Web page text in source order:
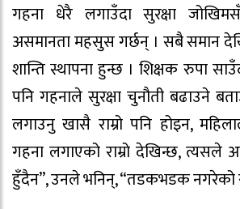
गहना धेरै लगाउँदा सुरक्षा
असमानता महसुस गर्छन् । सबै समान
शान्ति स्थापना हुन्छ । शिक्षक रुपा
पनि गहनाले सुरक्षा चुनौती बढाउने
लगाउनु खासै राम्रो पनि होइन,
गहना लगाएको राम्रो देखिन्छ, त्यसले
हुँदैन”, उनले भनिन्, “तडकभडक नगरेको